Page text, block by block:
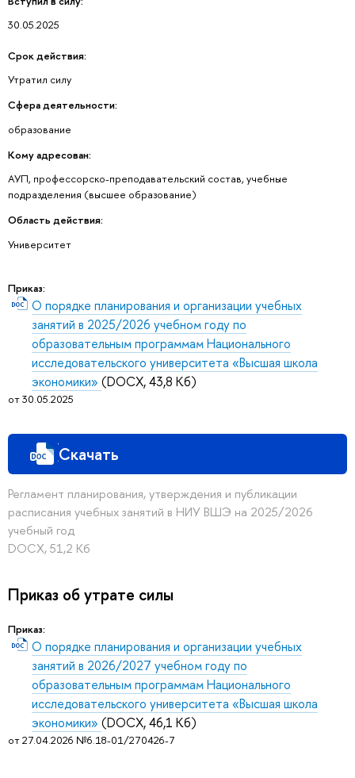
30.05.2025
Срок действия:
Утратил силу
Сфера деятельности:
образование
Кому адресован:
АУП, профессорско-преподавательский состав, учебные
подразделения (высшее образование)
Область действия:
Университет
Приказ:
О порядке планирования и организации учебных
занятий в 2025/2026 учебном году по
образовательным программам Национального
исследовательского университета «Высшая школа
экономики» (DOCX, 43,8 Кб)
от 30.05.2025
Скачать
Регламент планирования, утверждения и публикации
расписания учебных занятий в НИУ ВШЭ на 2025/2026
учебный год
DOCX, 51,2 Кб
Приказ об утрате силы
Приказ:
О порядке планирования и организации учебных
занятий в 2026/2027 учебном году по
образовательным программам Национального
исследовательского университета «Высшая школа
экономики» (DOCX, 46,1 Кб)
от 27.04.2026 №6.18-01/270426-7